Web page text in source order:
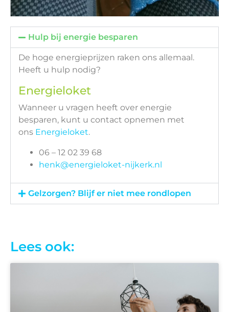
Hulp bij energie besparen
De hoge energieprijzen raken ons allemaal.
Heeft u hulp nodig?
Energieloket
Wanneer u vragen heeft over energie
besparen, kunt u contact opnemen met
ons Energieloket.
06 – 12 02 39 68
henk@energieloket-nijkerk.nl
Gelzorgen? Blijf er niet mee rondlopen
Lees ook: